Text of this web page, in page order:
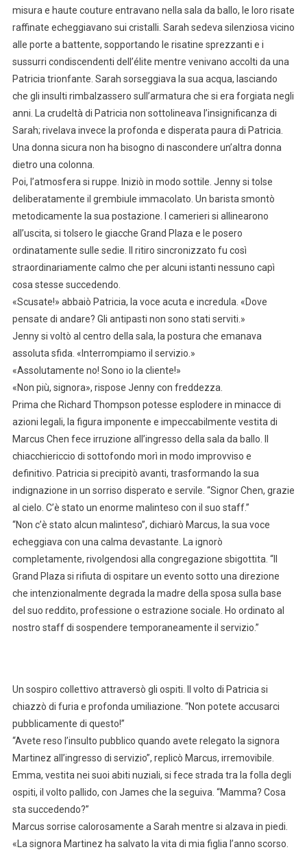
misura e haute couture entravano nella sala da ballo, le loro risate
raffinate echeggiavano sui cristalli. Sarah sedeva silenziosa vicino
alle porte a battente, sopportando le risatine sprezzanti e i
sussurri condiscendenti dell’élite mentre venivano accolti da una
Patricia trionfante. Sarah sorseggiava la sua acqua, lasciando
che gli insulti rimbalzassero sull’armatura che si era forgiata negli
anni. La crudeltà di Patricia non sottolineava l’insignificanza di
Sarah; rivelava invece la profonda e disperata paura di Patricia.
Una donna sicura non ha bisogno di nascondere un’altra donna
dietro una colonna.
Poi, l’atmosfera si ruppe. Iniziò in modo sottile. Jenny si tolse
deliberatamente il grembiule immacolato. Un barista smontò
metodicamente la sua postazione. I camerieri si allinearono
all’uscita, si tolsero le giacche Grand Plaza e le posero
ordinatamente sulle sedie. Il ritiro sincronizzato fu così
straordinariamente calmo che per alcuni istanti nessuno capì
cosa stesse succedendo.
«Scusate!» abbaiò Patricia, la voce acuta e incredula. «Dove
pensate di andare? Gli antipasti non sono stati serviti.»
Jenny si voltò al centro della sala, la postura che emanava
assoluta sfida. «Interrompiamo il servizio.»
«Assolutamente no! Sono io la cliente!»
«Non più, signora», rispose Jenny con freddezza.
Prima che Richard Thompson potesse esplodere in minacce di
azioni legali, la figura imponente e impeccabilmente vestita di
Marcus Chen fece irruzione all’ingresso della sala da ballo. Il
chiacchiericcio di sottofondo morì in modo improvviso e
definitivo. Patricia si precipitò avanti, trasformando la sua
indignazione in un sorriso disperato e servile. “Signor Chen, grazie
al cielo. C’è stato un enorme malinteso con il suo staff.”
“Non c’è stato alcun malinteso”, dichiarò Marcus, la sua voce
echeggiava con una calma devastante. La ignorò
completamente, rivolgendosi alla congregazione sbigottita. “Il
Grand Plaza si rifiuta di ospitare un evento sotto una direzione
che intenzionalmente degrada la madre della sposa sulla base
del suo reddito, professione o estrazione sociale. Ho ordinato al
nostro staff di sospendere temporaneamente il servizio.”
Un sospiro collettivo attraversò gli ospiti. Il volto di Patricia si
chiazzò di furia e profonda umiliazione. “Non potete accusarci
pubblicamente di questo!”
“Avete reso l’insulto pubblico quando avete relegato la signora
Martinez all’ingresso di servizio”, replicò Marcus, irremovibile.
Emma, vestita nei suoi abiti nuziali, si fece strada tra la folla degli
ospiti, il volto pallido, con James che la seguiva. “Mamma? Cosa
sta succedendo?”
Marcus sorrise calorosamente a Sarah mentre si alzava in piedi.
«La signora Martinez ha salvato la vita di mia figlia l’anno scorso.